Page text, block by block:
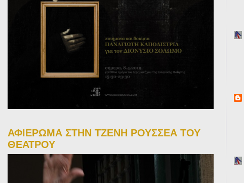
ΑΦΙΕΡΩΜΑ ΣΤΗΝ ΤΖΕΝΗ ΡΟΥΣΣΕΑ ΤΟΥ
ΘΕΑΤΡΟΥ